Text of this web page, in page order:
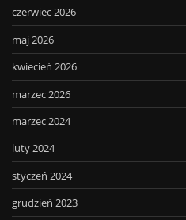
czerwiec 2026
maj 2026
kwiecień 2026
marzec 2026
marzec 2024
luty 2024
styczeń 2024
grudzień 2023